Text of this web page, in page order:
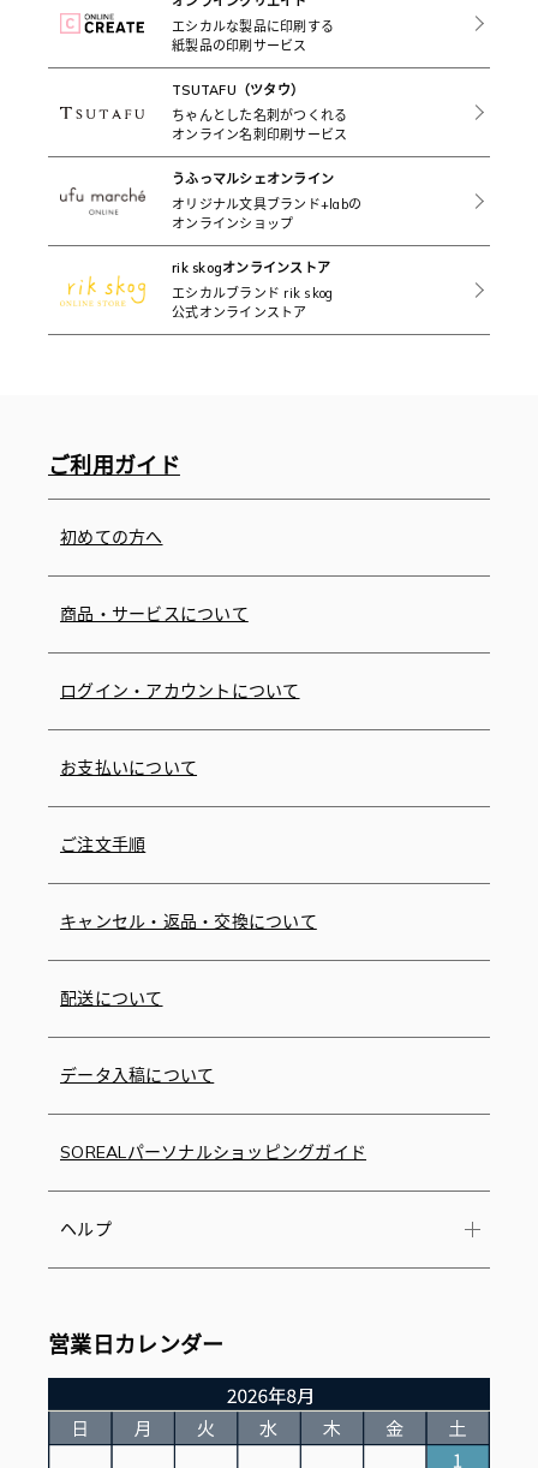
エシカルな製品に印刷する
紙製品の印刷サービス
TSUTAFU（ツタウ）
ちゃんとした名刺がつくれる
オンライン名刺印刷サービス
うふっマルシェオンライン
オリジナル文具ブランド+labの
オンラインショップ
rik skogオンラインストア
エシカルブランド rik skog
公式オンラインストア
ご利用ガイド
初めての方へ
商品・サービスについて
ログイン・アカウントについて
お支払いについて
ご注文手順
キャンセル・返品・交換について
配送について
データ入稿について
SOREALパーソナルショッピングガイド
ヘルプ
営業日カレンダー